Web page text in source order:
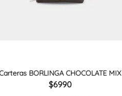
BORLINGA CHOCOLATE MIX
6990